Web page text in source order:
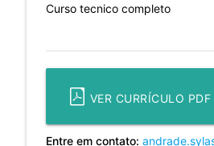
Curso tecnico completo
VER CURRÍCULO PDF
Entre em contato: